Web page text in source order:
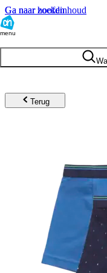
Ga naar hoofdinhoud
Ga naar zoeken
menu
Terug